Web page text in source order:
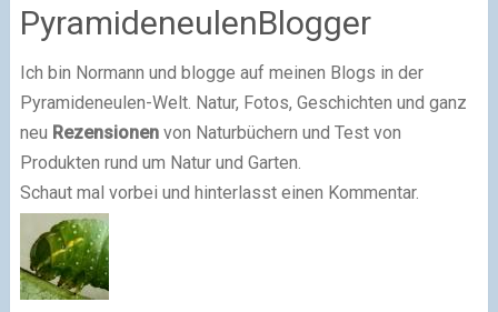
PyramideneulenBlogger
Ich bin Normann und blogge auf meinen Blogs in der
Pyramideneulen-Welt. Natur, Fotos, Geschichten und ganz
neu Rezensionenvon Naturbüchern und Test von
Produkten rund um Natur und Garten.
Schaut mal vorbei und hinterlasst einen Kommentar.